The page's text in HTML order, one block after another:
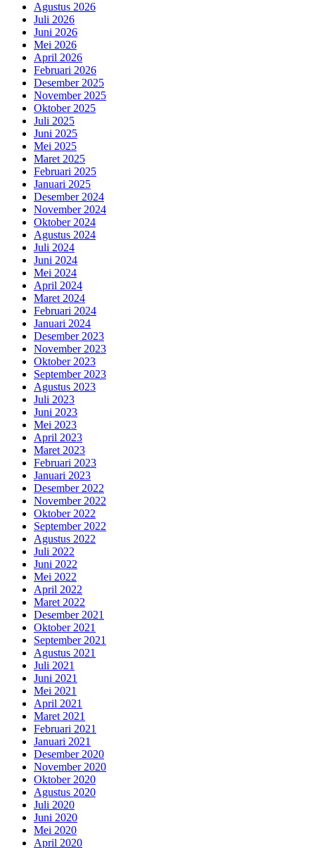
Agustus 2026
Juli 2026
Juni 2026
Mei 2026
April 2026
Februari 2026
Desember 2025
November 2025
Oktober 2025
Juli 2025
Juni 2025
Mei 2025
Maret 2025
Februari 2025
Januari 2025
Desember 2024
November 2024
Oktober 2024
Agustus 2024
Juli 2024
Juni 2024
Mei 2024
April 2024
Maret 2024
Februari 2024
Januari 2024
Desember 2023
November 2023
Oktober 2023
September 2023
Agustus 2023
Juli 2023
Juni 2023
Mei 2023
April 2023
Maret 2023
Februari 2023
Januari 2023
Desember 2022
November 2022
Oktober 2022
September 2022
Agustus 2022
Juli 2022
Juni 2022
Mei 2022
April 2022
Maret 2022
Desember 2021
Oktober 2021
September 2021
Agustus 2021
Juli 2021
Juni 2021
Mei 2021
April 2021
Maret 2021
Februari 2021
Januari 2021
Desember 2020
November 2020
Oktober 2020
Agustus 2020
Juli 2020
Juni 2020
Mei 2020
April 2020